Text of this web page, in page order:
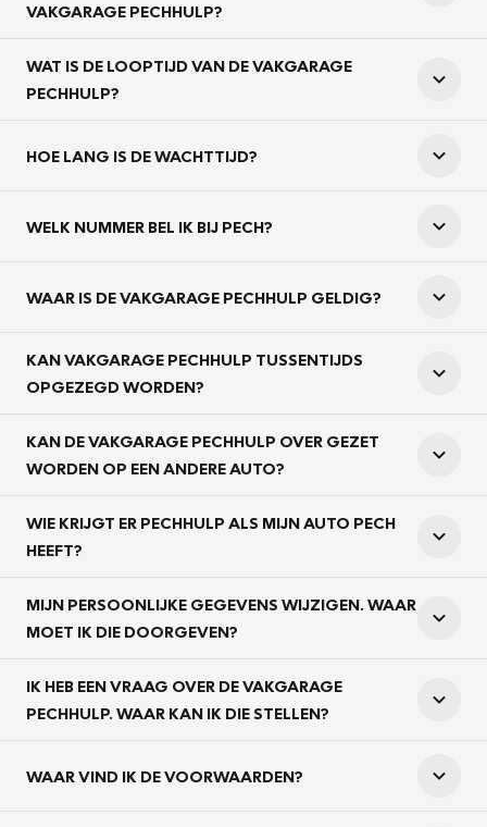
VAKGARAGE PECHHULP?
WAT IS DE LOOPTIJD VAN DE VAKGARAGE
PECHHULP?
HOE LANG IS DE WACHTTIJD?
WELK NUMMER BEL IK BIJ PECH?
WAAR IS DE VAKGARAGE PECHHULP GELDIG?
KAN VAKGARAGE PECHHULP TUSSENTIJDS
OPGEZEGD WORDEN?
KAN DE VAKGARAGE PECHHULP OVER GEZET
WORDEN OP EEN ANDERE AUTO?
WIE KRIJGT ER PECHHULP ALS MIJN AUTO PECH
HEEFT?
MIJN PERSOONLIJKE GEGEVENS WIJZIGEN. WAAR
MOET IK DIE DOORGEVEN?
IK HEB EEN VRAAG OVER DE VAKGARAGE
PECHHULP. WAAR KAN IK DIE STELLEN?
WAAR VIND IK DE VOORWAARDEN?